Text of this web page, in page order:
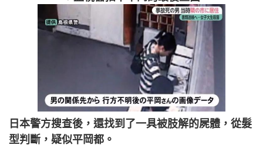
日本警方搜查後，還找到了一具被肢解的屍體，從髮
型判斷，疑似平岡都。